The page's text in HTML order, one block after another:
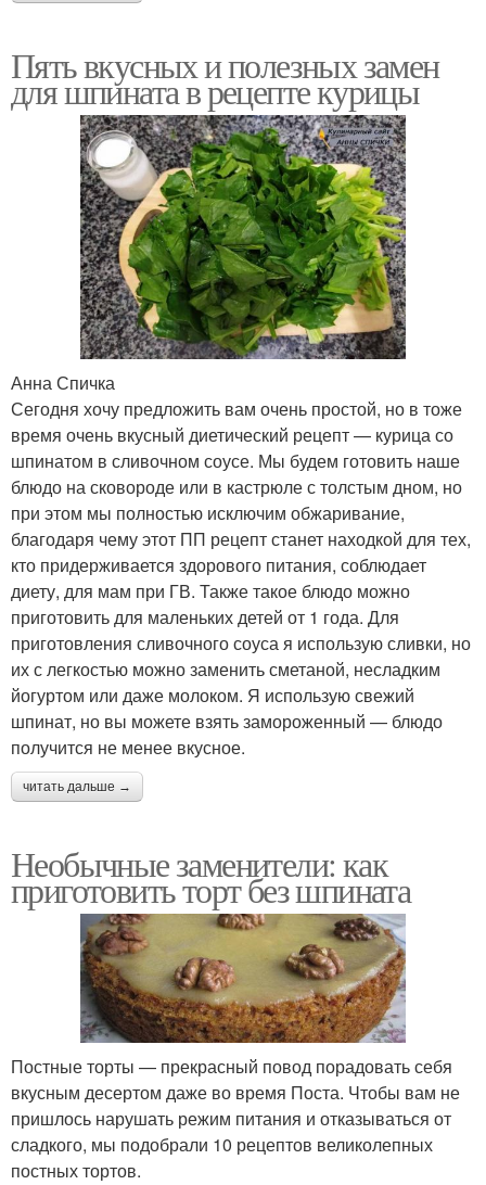
Пять вкусных и полезных замен
для шпината в рецепте курицы
Анна Спичка
Сегодня хочу предложить вам очень простой, но в тоже
время очень вкусный диетический рецепт — курица со
шпинатом в сливочном соусе. Мы будем готовить наше
блюдо на сковороде или в кастрюле с толстым дном, но
при этом мы полностью исключим обжаривание,
благодаря чему этот ПП рецепт станет находкой для тех,
кто придерживается здорового питания, соблюдает
диету, для мам при ГВ. Также такое блюдо можно
приготовить для маленьких детей от 1 года. Для
приготовления сливочного соуса я использую сливки, но
их с легкостью можно заменить сметаной, несладким
йогуртом или даже молоком. Я использую свежий
шпинат, но вы можете взять замороженный — блюдо
получится не менее вкусное.
читать дальше →
Необычные заменители: как
приготовить торт без шпината
Постные торты — прекрасный повод порадовать себя
вкусным десертом даже во время Поста. Чтобы вам не
пришлось нарушать режим питания и отказываться от
сладкого, мы подобрали 10 рецептов великолепных
постных тортов.